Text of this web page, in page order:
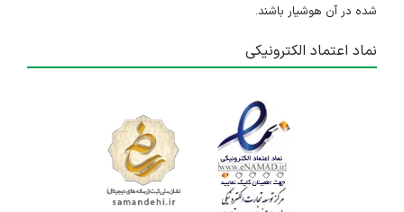
شده در آن هوشیار باشند.
نماد اعتماد الکترونیکی